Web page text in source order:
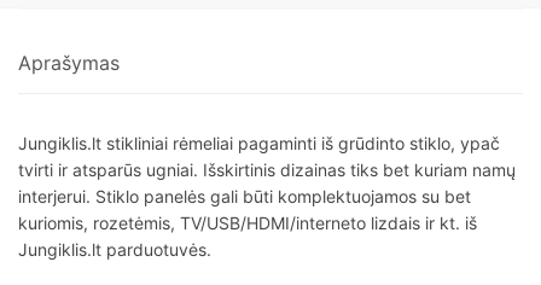
Aprašymas
Jungiklis.lt stikliniai rėmeliai pagaminti iš grūdinto stiklo, ypač
tvirti ir atsparūs ugniai. Išskirtinis dizainas tiks bet kuriam namų
interjerui. Stiklo panelės gali būti komplektuojamos su bet
kuriomis, rozetėmis, TV/USB/HDMI/interneto lizdais ir kt. iš
Jungiklis.lt parduotuvės.